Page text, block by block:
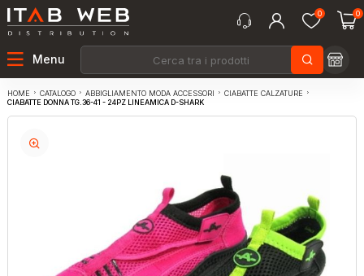
0 0
Menu
HOME CATALOGO ABBIGLIAMENTO MODA ACCESSORI
CIABATTE CALZATURE
CIABATTE DONNA TG.36-41 - 24PZ LINEAMICA D-SHARK